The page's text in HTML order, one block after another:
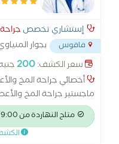
إستشاري تخصص
فاقوس بجوار
سعر الكشف:200
أخصائي جراحة المخ
ماجستير جراحة المخ
خبرة واسعة في تشخيص
والعمود الفقري مثل:
المخ والنخاع الشوكي.
متاح النهاردة من 9:00 صباحاً